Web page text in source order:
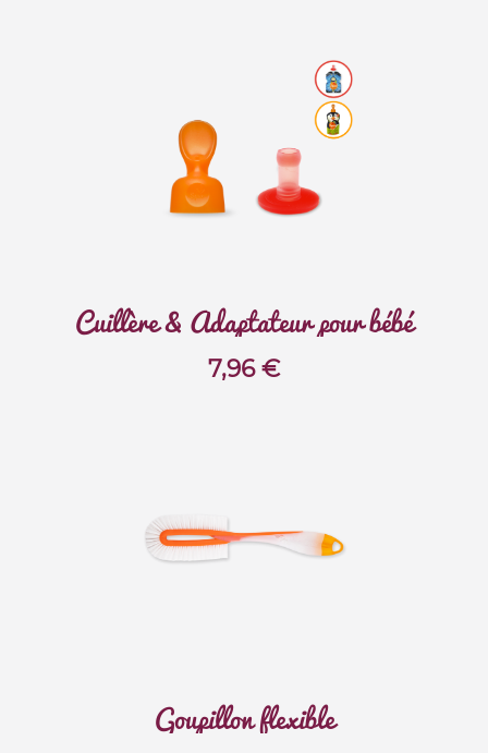
Cuillère & Adaptateur pour bébé
7,96€
Goupillon flexible